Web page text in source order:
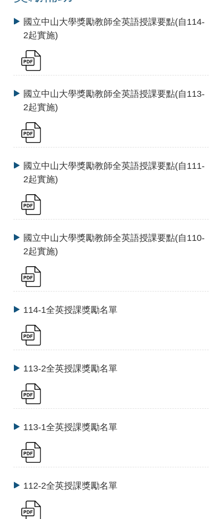
國立中山大學獎勵教師全英語授課要點(自114-
2起實施)
國立中山大學獎勵教師全英語授課要點(自113-
2起實施)
國立中山大學獎勵教師全英語授課要點(自111-
2起實施)
國立中山大學獎勵教師全英語授課要點(自110-
2起實施)
114-1全英授課獎勵名單
113-2全英授課獎勵名單
113-1全英授課獎勵名單
112-2全英授課獎勵名單